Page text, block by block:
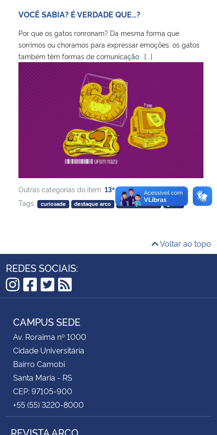
Ministério da Cidadania
Ministério da Saúde
Ministério de Minas e Energia
Ministério da Ciência, Tecnologia, Inovações e Comunicações
Ministério do Meio Ambiente
Ministério do Desenvolvimento Regional
Controladoria-Geral da União
Secretaria de Governo
Gabinete de Segurança Institucional
Advocacia-Geral da União
Banco Central do Brasil
Planalto
VOCÊ SABIA? É VERDADE QUE…?
Por que os gatos ronronam? Da mesma forma que
sorrimos ou choramos para expressar emoções, os gatos
também têm formas de comunicação. [...]
Outras categorias do item: 13ª Edição,
Tags:
curiosade destaque arco destaque ufsm gatos
Voltar ao topo
REDES SOCIAIS:
Instagram
Facebook
Twitter
RSS
CAMPUS SEDE
Av. Roraima nº 1000
Cidade Universitária
Bairro Camobi
Santa Maria - RS
CEP: 97105-900
+55 (55) 3220-8000
REVISTA ARCO